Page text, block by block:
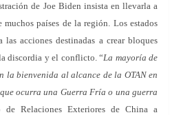
de Joe Biden insista en llevarla a
países de la región. Los estados
las acciones destinadas a crear bloques
discordia y el conflicto. “La mayoría de
la bienvenida al alcance de la OTAN en
ocurra una Guerra Fría o una guerra
Relaciones Exteriores de China a